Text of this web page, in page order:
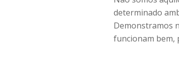
determinado
Demonstramos
funcionam bem,